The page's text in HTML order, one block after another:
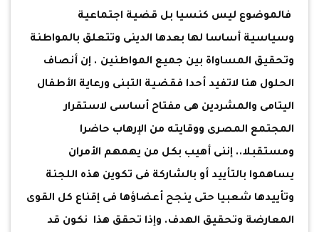
فالموضوع ليس كنسيا بل قضية اجتماعية
وسياسية أساسا لها بعدها الدينى وتتعلق بالمواطنة
وتحقيق المساواة بين جميع المواطنين . إن أنصاف
الحلول هنا لاتفيد أحدا فقضية التبنى ورعاية الأطفال
اليتامى والمشردين هى مفتاح أساسى لاستقرار
المجتمع المصرى ووقايته من الإرهاب حاضرا
ومستقبلا.. إننى أهيب بكل من يهمهم الأمران
يساهموا بالتأييد أو بالشاركة فى تكوين هذه اللجنة
وتأييدها شعبيا حتى ينجح أعضاؤها فى إقناع كل القوى
المعارضة وتحقيق الهدف. وإذا تحقق هذا نكون قد